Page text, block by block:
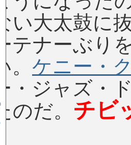
い大太鼓に
テナーぶり
ケニー・
・ジャズ・
のだ。 チビ